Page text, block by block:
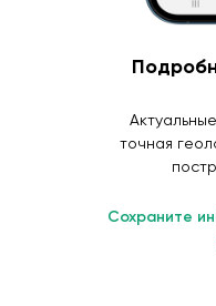
точная
Сохраните